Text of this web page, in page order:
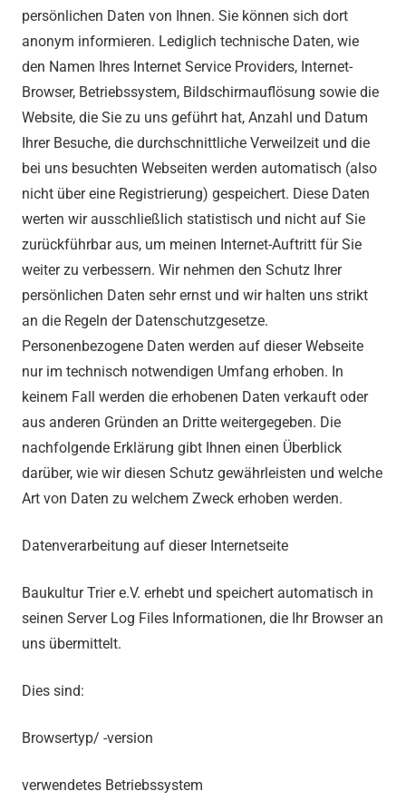
persönlichen Daten von Ihnen. Sie können sich dort
anonym informieren. Lediglich technische Daten, wie
den Namen Ihres Internet Service Providers, Internet-
Browser, Betriebssystem, Bildschirmauflösung sowie die
Website, die Sie zu uns geführt hat, Anzahl und Datum
Ihrer Besuche, die durchschnittliche Verweilzeit und die
bei uns besuchten Webseiten werden automatisch (also
nicht über eine Registrierung) gespeichert. Diese Daten
werten wir ausschließlich statistisch und nicht auf Sie
zurückführbar aus, um meinen Internet-Auftritt für Sie
weiter zu verbessern. Wir nehmen den Schutz Ihrer
persönlichen Daten sehr ernst und wir halten uns strikt
an die Regeln der Datenschutzgesetze.
Personenbezogene Daten werden auf dieser Webseite
nur im technisch notwendigen Umfang erhoben. In
keinem Fall werden die erhobenen Daten verkauft oder
aus anderen Gründen an Dritte weitergegeben. Die
nachfolgende Erklärung gibt Ihnen einen Überblick
darüber, wie wir diesen Schutz gewährleisten und welche
Art von Daten zu welchem Zweck erhoben werden.
Datenverarbeitung auf dieser Internetseite
Baukultur Trier e.V. erhebt und speichert automatisch in
seinen Server Log Files Informationen, die Ihr Browser an
uns übermittelt.
Dies sind:
Browsertyp/ -version
verwendetes Betriebssystem